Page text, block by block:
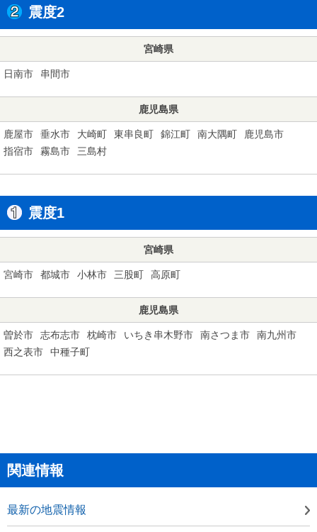
震度2
宮崎県
日南市 串間市
鹿児島県
鹿屋市 垂水市 大崎町 東串良町 錦江町 南大隅町
鹿児島市
指宿市
霧島市 三島村
震度1
宮崎県
宮崎市 都城市 小林市 三股町 高原町
鹿児島県
曽於市 志布志市 枕崎市 いちき串木野市 南さつま市
南九州市
西之表市
中種子町
関連情報
最新の地震情報